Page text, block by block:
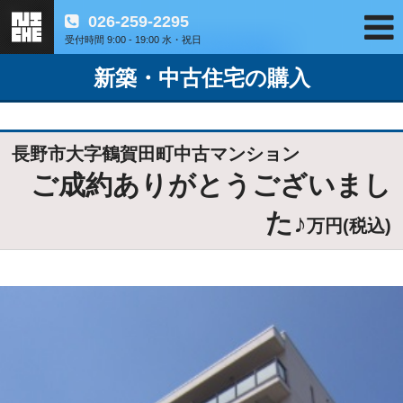
026-259-2295
受付時間 9:00 - 19:00 水・祝日
新築・中古住宅の購入
長野市大字鶴賀田町中古マンション
ご成約ありがとうございまし
た♪万円(税込)